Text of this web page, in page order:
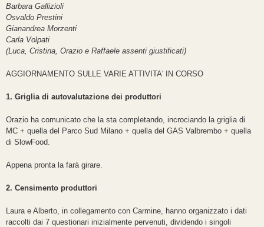
Barbara Gallizioli
Osvaldo Prestini
Gianandrea Morzenti
Carla Volpati
(Luca, Cristina, Orazio e Raffaele assenti giustificati)
AGGIORNAMENTO SULLE VARIE ATTIVITA' IN CORSO
1. Griglia di autovalutazione dei produttori
Orazio ha comunicato che la sta completando, incrociando la griglia di
MC + quella del Parco Sud Milano + quella del GAS Valbrembo + quella
di SlowFood.
Appena pronta la farà girare.
2. Censimento produttori
Laura e Alberto, in collegamento con Carmine, hanno organizzato i dati
raccolti dai 7 questionari inizialmente pervenuti, dividendo i singoli